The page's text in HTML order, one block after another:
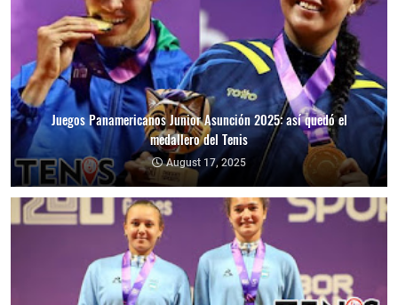
Juegos Panamericanos Junior Asunción 2025: así quedó el
medallero del Tenis
August 17, 2025